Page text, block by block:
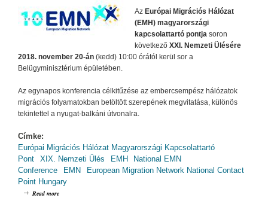
Az Európai Migrációs Hálózat
(EMH) magyarországi
kapcsolattartó pontja soron
következő XXI. Nemzeti Ülésére
2018. november 20-án (kedd) 10:00 órától kerül sor a
Belügyminisztérium épületében.
Az egynapos konferencia célkitűzése az embercsempész hálózatok
migrációs folyamatokban betöltött szerepének megvitatása, különös
tekintettel a nyugat-balkáni útvonalra.
Címke:
Európai Migrációs Hálózat Magyarországi Kapcsolattartó
Pont
XIX. Nemzeti Ülés EMH
National EMN
Conference
EMN
European Migration Network National Contact
Point Hungary
Read more